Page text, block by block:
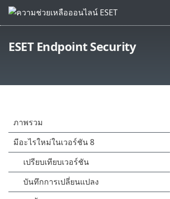
ESET Endpoint Security